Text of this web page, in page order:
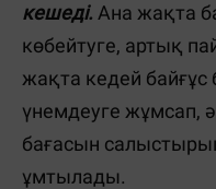
кешеді. Ана жақта
көбейтуге, артық
жақта кедей
үнемдеуге жұмсап,
бағасын
ұмтылады.